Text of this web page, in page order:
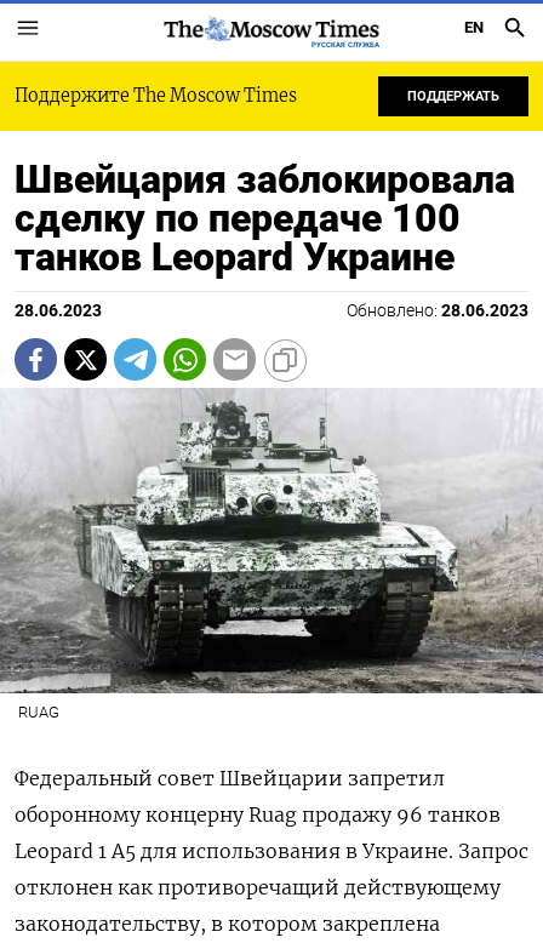
РУССКАЯ СЛУЖБА
EN
Поддержите The Moscow Times ПОДДЕРЖАТЬ
Швейцария заблокировала
сделку по передаче 100
танков Leopard Украине
28.06.2023 Обновлено: 28.06.2023
RUAG
Федеральный совет Швейцарии запретил
оборонному концерну Ruag продажу 96 танков
Leopard 1 A5 для использования в Украине. Запрос
отклонен как противоречащий действующему
законодательству, в котором закреплена